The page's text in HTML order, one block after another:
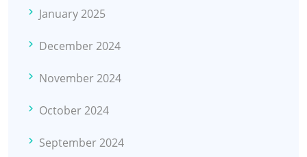
January 2025
December 2024
November 2024
October 2024
September 2024